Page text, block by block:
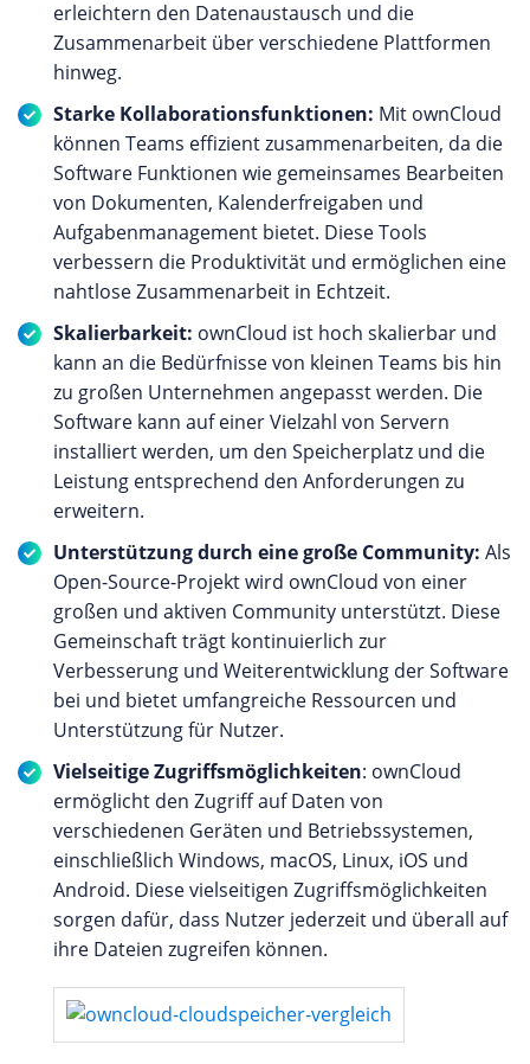
erleichtern den Datenaustausch und die
Zusammenarbeit über verschiedene Plattformen
hinweg.
Starke Kollaborationsfunktionen: Mit ownCloud
können Teams effizient zusammenarbeiten, da die
Software Funktionen wie gemeinsames Bearbeiten
von Dokumenten, Kalenderfreigaben und
Aufgabenmanagement bietet. Diese Tools
verbessern die Produktivität und ermöglichen eine
nahtlose Zusammenarbeit in Echtzeit.
Skalierbarkeit: ownCloud ist hoch skalierbar und
kann an die Bedürfnisse von kleinen Teams bis hin
zu großen Unternehmen angepasst werden. Die
Software kann auf einer Vielzahl von Servern
installiert werden, um den Speicherplatz und die
Leistung entsprechend den Anforderungen zu
erweitern.
Unterstützung durch eine große Community: Als
Open-Source-Projekt wird ownCloud von einer
großen und aktiven Community unterstützt. Diese
Gemeinschaft trägt kontinuierlich zur
Verbesserung und Weiterentwicklung der Software
bei und bietet umfangreiche Ressourcen und
Unterstützung für Nutzer.
Vielseitige Zugriffsmöglichkeiten: ownCloud
ermöglicht den Zugriff auf Daten von
verschiedenen Geräten und Betriebssystemen,
einschließlich Windows, macOS, Linux, iOS und
Android. Diese vielseitigen Zugriffsmöglichkeiten
sorgen dafür, dass Nutzer jederzeit und überall auf
ihre Dateien zugreifen können.